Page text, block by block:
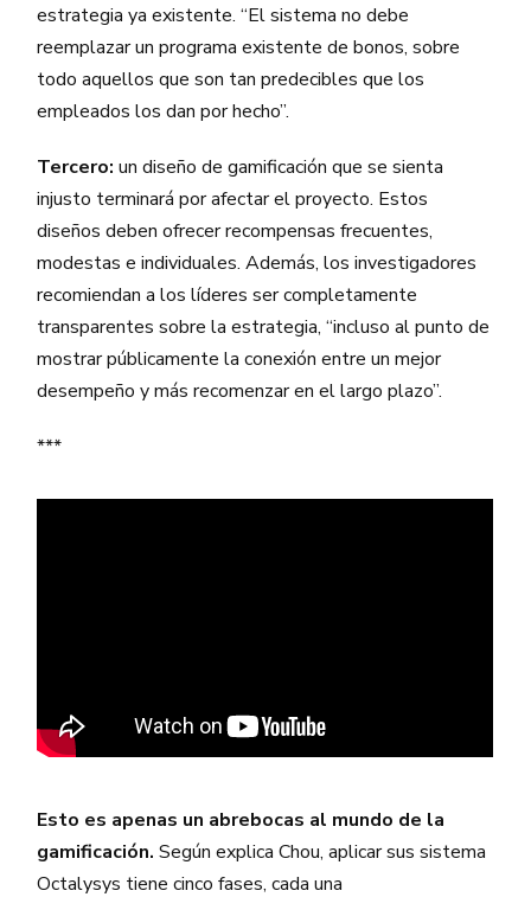
estrategia ya existente. “El sistema no debe
reemplazar un programa existente de bonos, sobre
todo aquellos que son tan predecibles que los
empleados los dan por hecho”.
Tercero: un diseño de gamificación que se sienta
injusto terminará por afectar el proyecto. Estos
diseños deben ofrecer recompensas frecuentes,
modestas e individuales. Además, los investigadores
recomiendan a los líderes ser completamente
transparentes sobre la estrategia, “incluso al punto de
mostrar públicamente la conexión entre un mejor
desempeño y más recomenzar en el largo plazo”.
***
Esto es apenas un abrebocas al mundo de la
gamificación. Según explica Chou, aplicar sus sistema
Octalysys tiene cinco fases, cada una